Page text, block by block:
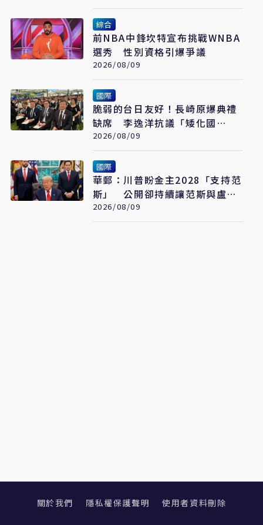
綜合
前NBA中鋒坎特宣布挑戰WNBA
選秀 性別資格引爆爭議
2026/08/09
國際
脆弱的台日友好！長崎原爆典禮
缺席 李逸洋抗議「矮化國
格」：日媒揭長崎特殊安排
2026/08/09
國際
華郵：川普盼金主2028「支持范
斯」 公開卻持續讓范斯與盧比
奧較勁接班
2026/08/09
關於我們 隱私權保護聲明 使用者資料刪除